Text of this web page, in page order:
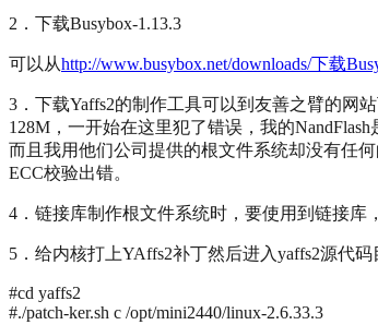
2．下载Busybox-1.13.3
可以从http://www.busybox.net/downloads/下载
3．下载Yaffs2的制作工具可以到友善之臂的网
128M，一开始在这里犯了错误，我的
而且我用他们公司提供的根文件系统却没有任
ECC校验出错。
4．链接库制作根文件系统时，要使用到链接库
5．给内核打上YAffs2补丁然后进入yaffs2源代码
#cd yaffs2
#./patch-ker.sh c /opt/mini2440/linux-2.6.33.3